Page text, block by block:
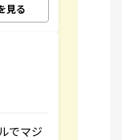
見る
でマジ